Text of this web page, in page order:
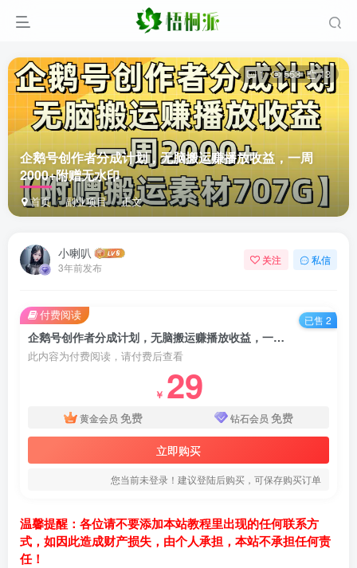
企鹅号创作者分成计划，无脑搬运赚播放收益，一周
2000+附赠无水印
首页 副业项目 正文
1 553 13
小喇叭
3年前发布
关注 私信
企鹅号创作者分成计划，无脑搬运赚播放收益，一周2000+附赠无水印
此内容为付费阅读，请付费后查看
￥ 29
黄金会员 免费 钻石会员 免费
立即购买
您当前未登录！建议登陆后购买，可保存购买订单
付费阅读 已售 2
温馨提醒：各位请不要添加本站教程里出现的任何联系方
式，如因此造成财产损失，由个人承担，本站不承担任何责
任！